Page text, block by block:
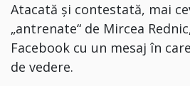
Atacată și contestată, mai
„antrenate“ de Mircea
Facebook cu un mesaj în
de vedere.